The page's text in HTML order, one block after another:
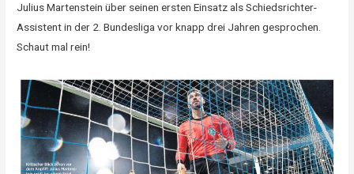
Julius Martenstein über seinen ersten Einsatz als Schiedsrichter-
Assistent in der 2. Bundesliga vor knapp drei Jahren gesprochen.
Schaut mal rein!